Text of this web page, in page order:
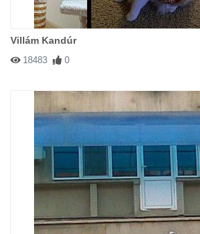
Villám Kandúr
18483 0